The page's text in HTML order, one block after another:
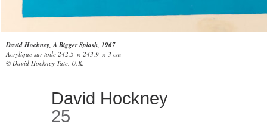
David Hockney, A Bigger Splash, 1967
Acrylique sur toile 242.5 × 243.9 × 3 cm
© David Hockney Tate, U.K.
David Hockney
25